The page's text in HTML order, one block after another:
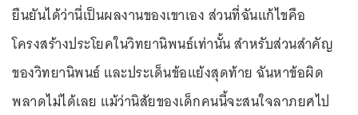
ยืนยันได้ว่านี่เป็นผลงานของเขาเอง ส่วนที่ฉันแก้ไขคือ
โครงสร้างประโยคในวิทยานิพนธ์เท่านั้น สำหรับส่วนสำคัญ
ของวิทยานิพนธ์ และประเด็นข้อแย้งสุดท้าย ฉันหาข้อผิด
พลาดไม่ได้เลย แม้ว่านิสัยของเด็กคนนี้จะสนใจลาภยศไป